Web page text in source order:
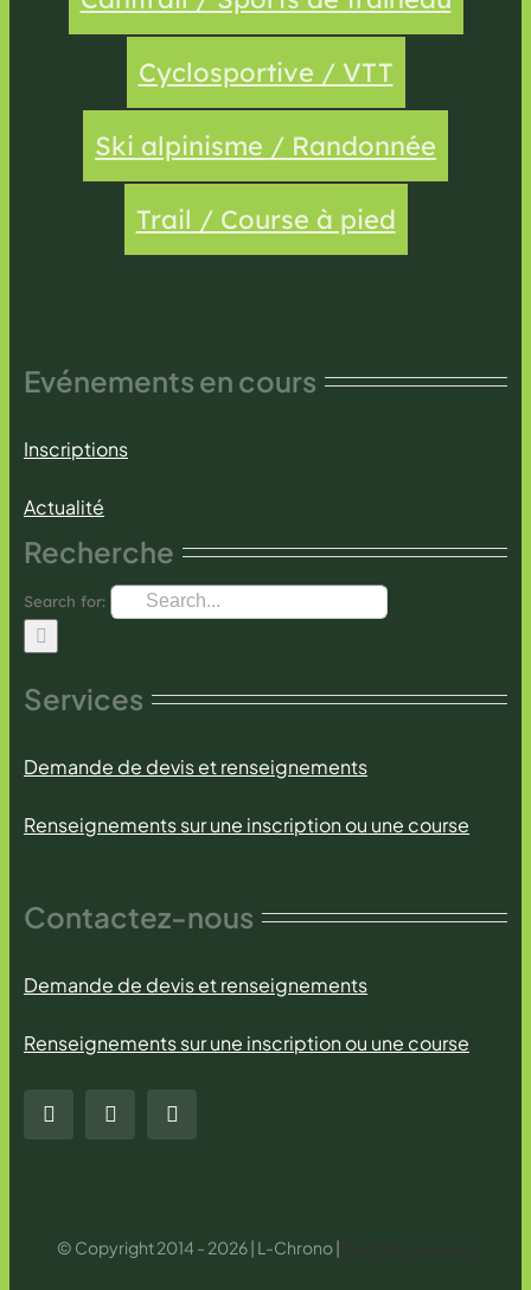
Cyclosportive / VTT
Ski alpinisme / Randonnée
Trail / Course à pied
Evénements en cours
Inscriptions
Actualité
Recherche
Search for:
Services
Demande de devis et renseignements
Renseignements sur une inscription ou une course
Contactez-nous
Demande de devis et renseignements
Renseignements sur une inscription ou une course
© Copyright 2014 - 2026 | L-Chrono |